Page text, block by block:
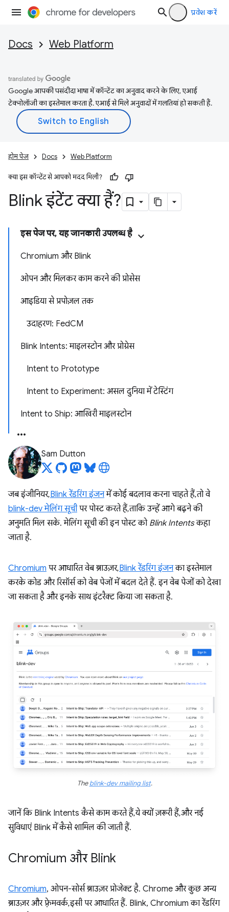
प्रवेश करें
Docs Web Platform
Google आपकी पसंदीदा भाषा में कॉन्टेंट का अनुवाद करने के लिए, एआई
टेक्नोलॉजी का इस्तेमाल करता है. एआई से मिले अनुवादों में गलतियां हो सकती हैं.
होम पेज Docs Web Platform
क्या इस कॉन्टेंट से आपको मदद मिली?
Blink इंटेंट क्या हैं?
इस पेज पर, यह जानकारी उपलब्ध है
Chromium और Blink
ओपन और मिलकर काम करने की प्रोसेस
आइडिया से प्रपोज़ल तक
उदाहरण: FedCM
Blink Intents: माइलस्टोन और प्रोग्रेस
Intent to Prototype
Intent to Experiment: असल दुनिया में टेस्टिंग
Intent to Ship: आखिरी माइलस्टोन
Sam Dutton
जब इंजीनियर,Blink रेंडरिंग इंजनमें कोई बदलाव करना चाहते हैं, तो वे
blink-dev मेलिंग सूचीपर पोस्ट करते हैं, ताकि उन्हें आगे बढ़ने की
अनुमति मिल सके. मेलिंग सूची की इन पोस्ट को Blink Intentsकहा
जाता है.
Chromium पर आधारित वेब ब्राउज़र,Blink रेंडरिंग इंजनका इस्तेमाल
करके कोड और रिसॉर्स को वेब पेजों में बदल देते हैं. इन वेब पेजों को देखा
जा सकता है और इनके साथ इंटरैक्ट किया जा सकता है.
Theblink-dev mailing list.
जानें कि Blink Intents कैसे काम करते हैं, ये क्यों ज़रूरी हैं, और नई
सुविधाएं Blink में कैसे शामिल की जाती हैं.
Chromium और Blink
Chromium, ओपन-सोर्स ब्राउज़र प्रोजेक्ट है. Chrome और कुछ अन्य
ब्राउज़र और फ़्रेमवर्क, इसी पर आधारित हैं. Blink, Chromium का रेंडरिंग